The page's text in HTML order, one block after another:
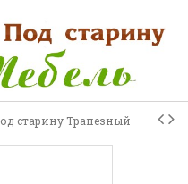
старину Трапезный